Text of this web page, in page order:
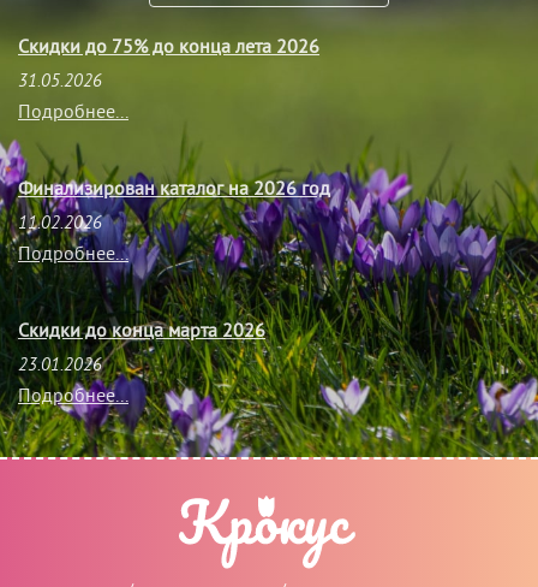
Скидки до 75% до конца лета 2026
31.05.2026
Подробнее...
Финализирован каталог на 2026 год
11.02.2026
Подробнее...
Скидки до конца марта 2026
23.01.2026
Подробнее...